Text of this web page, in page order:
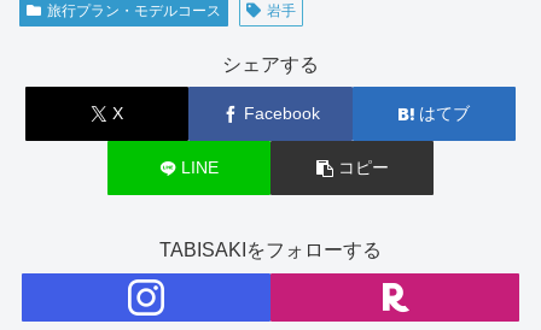
旅行プラン・モデルコース 岩手
シェアする
X Facebook はてブ
LINE コピー
TABISAKIをフォローする